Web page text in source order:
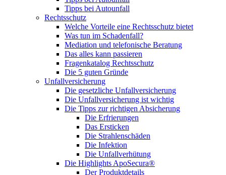
Tipps bei Autounfall
Rechtsschutz
Welche Vorteile eine Rechtsschutz bietet
Was tun im Schadenfall?
Mediation und telefonische Beratung
Das alles kann passieren
Fragenkatalog Rechtsschutz
Die 5 guten Gründe
Unfallversicherung
Die gesetzliche Unfallversicherung
Die Unfallversicherung ist wichtig
Die Tipps zur richtigen Absicherung
Die Erfrierungen
Das Ersticken
Die Strahlenschäden
Die Infektion
Die Unfallverhütung
Die Highlights ApoSecura®
Der Produktdetails